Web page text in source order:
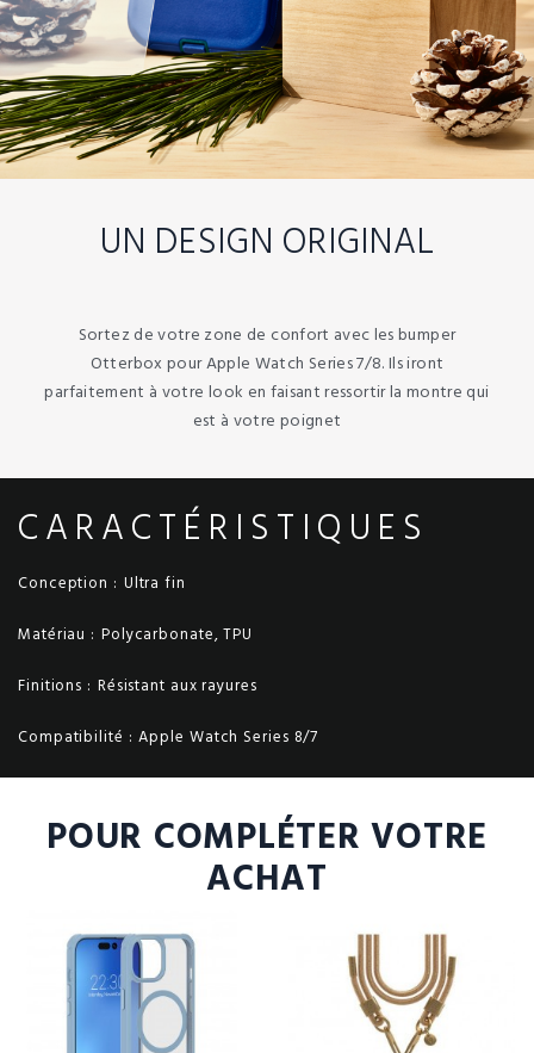
UN DESIGN ORIGINAL
Sortez de votre zone de confort avec les bumper
Otterbox pour Apple Watch Series 7/8. Ils iront
parfaitement à votre look en faisant ressortir la montre qui
est à votre poignet
CARACTÉRISTIQUES
Conception : Ultra fin
Matériau : Polycarbonate, TPU
Finitions : Résistant aux rayures
Compatibilité : Apple Watch Series 8/7
POUR COMPLÉTER VOTRE
ACHAT